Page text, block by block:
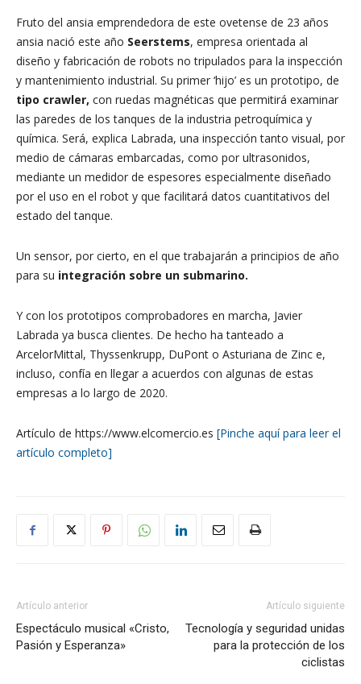
Fruto del ansia emprendedora de este ovetense de 23 años
ansia nació este año Seerstems, empresa orientada al
diseño y fabricación de robots no tripulados para la inspección
y mantenimiento industrial. Su primer ‘hijo’ es un prototipo, de
tipo crawler, con ruedas magnéticas que permitirá examinar
las paredes de los tanques de la industria petroquímica y
química. Será, explica Labrada, una inspección tanto visual, por
medio de cámaras embarcadas, como por ultrasonidos,
mediante un medidor de espesores especialmente diseñado
por el uso en el robot y que facilitará datos cuantitativos del
estado del tanque.
Un sensor, por cierto, en el que trabajarán a principios de año
para su integración sobre un submarino.
Y con los prototipos comprobadores en marcha, Javier
Labrada ya busca clientes. De hecho ha tanteado a
ArcelorMittal, Thyssenkrupp, DuPont o Asturiana de Zinc e,
incluso, confía en llegar a acuerdos con algunas de estas
empresas a lo largo de 2020.
Artículo de https://www.elcomercio.es [Pinche aquí para leer el
artículo completo]
Artículo anterior
Espectáculo musical «Cristo,
Pasión y Esperanza»
Artículo siguiente
Tecnología y seguridad unidas
para la protección de los
ciclistas